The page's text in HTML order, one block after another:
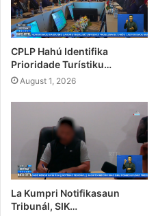
CPLP Hahú Identifika
Prioridade Turístiku…
August 1, 2026
La Kumpri Notifikasaun
Tribunál, SIK…